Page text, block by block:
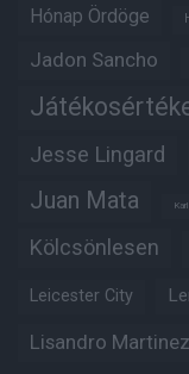
Hónap Ördöge
Jadon Sancho
Jesse Lingard
Juan Mata
Kölcsönlesen
Leicester City
Lisandro Martinez